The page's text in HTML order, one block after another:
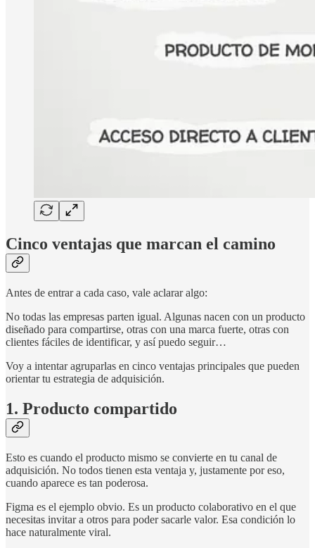
Cinco ventajas que marcan el camino
Antes de entrar a cada caso, vale aclarar algo:
No todas las empresas parten igual. Algunas nacen con un producto
diseñado para compartirse, otras con una marca fuerte, otras con
clientes fáciles de identificar, y así puedo seguir…
Voy a intentar agruparlas en cinco ventajas principales que pueden
orientar tu estrategia de adquisición.
1. Producto compartido
Esto es cuando el producto mismo se convierte en tu canal de
adquisición. No todos tienen esta ventaja y, justamente por eso,
cuando aparece es tan poderosa.
Figma es el ejemplo obvio. Es un producto colaborativo en el que
necesitas invitar a otros para poder sacarle valor. Esa condición lo
hace naturalmente viral.